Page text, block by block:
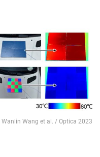
Wang et al. / Optica 2023